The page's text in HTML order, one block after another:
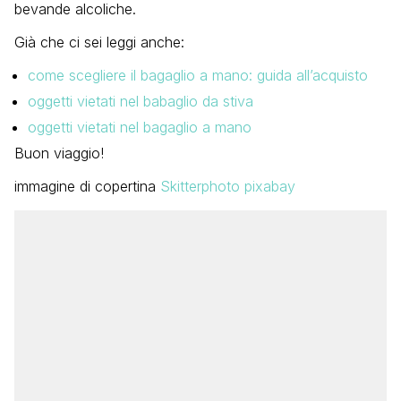
bevande alcoliche.
Già che ci sei leggi anche:
come scegliere il bagaglio a mano: guida all’acquisto
oggetti vietati nel babaglio da stiva
oggetti vietati nel bagaglio a mano
Buon viaggio!
immagine di copertina Skitterphoto pixabay